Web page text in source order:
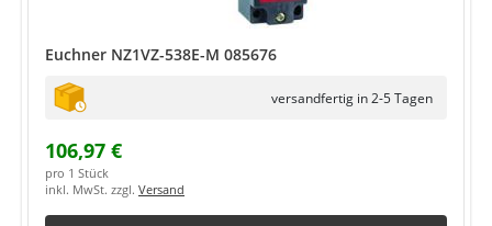
Euchner NZ1VZ-538E-M 085676
versandfertig in 2-5 Tagen
106,97 €
pro 1 Stück
inkl. MwSt. zzgl. Versand